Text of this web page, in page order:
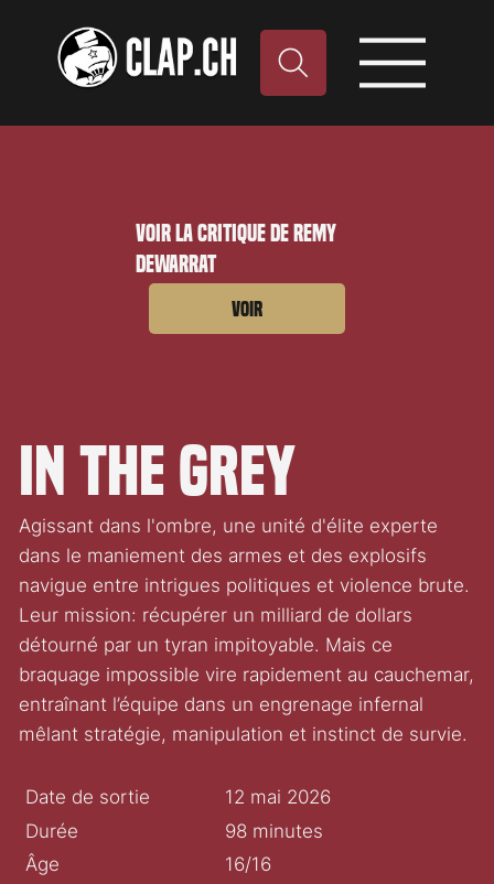
Voir la critique de Remy
Dewarrat
Voir
In the Grey
Agissant dans l'ombre, une unité d'élite experte
dans le maniement des armes et des explosifs
navigue entre intrigues politiques et violence brute.
Leur mission: récupérer un milliard de dollars
détourné par un tyran impitoyable. Mais ce
braquage impossible vire rapidement au cauchemar,
entraînant l’équipe dans un engrenage infernal
mêlant stratégie, manipulation et instinct de survie.
Date de sortie
12 mai 2026
Durée
98 minutes
Âge
16/16